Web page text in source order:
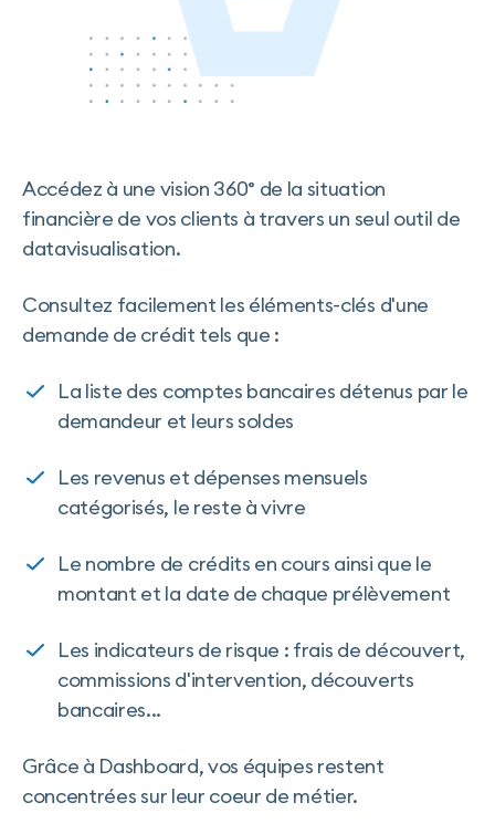
Accédez à une vision 360° de la situation
financière de vos clients à travers un seul outil de
datavisualisation.
Consultez facilement les éléments-clés d'une
demande de crédit tels que :
La liste des comptes bancaires détenus par le
demandeur et leurs soldes
Les revenus et dépenses mensuels
catégorisés, le reste à vivre
Le nombre de crédits en cours ainsi que le
montant et la date de chaque prélèvement
Les indicateurs de risque : frais de découvert,
commissions d'intervention, découverts
bancaires...
Grâce à Dashboard, vos équipes restent
concentrées sur leur coeur de métier.